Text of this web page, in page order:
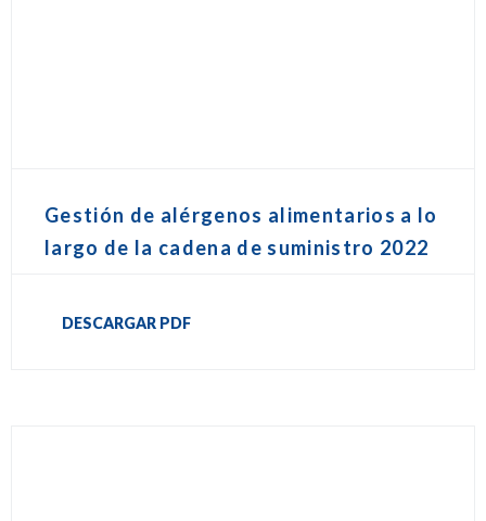
Gestión de alérgenos alimentarios a lo
largo de la cadena de suministro 2022
DESCARGAR PDF